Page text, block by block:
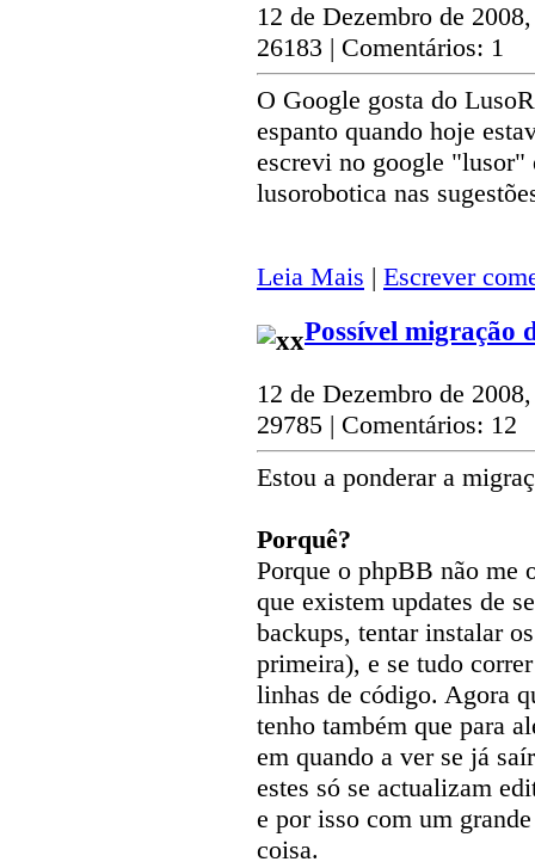
12 de Dezembro de
26183 | Comentários: 1
O Google gosta do
espanto quando hoje
escrevi no google "lusor"
lusorobotica nas
Leia Mais | Escrever
Possível migração
12 de Dezembro de
29785 | Comentários: 12
Estou a ponderar a
Porquê?
Porque o phpBB não me
que existem updates de
backups, tentar instalar
primeira), e se tudo
linhas de código. Agora
tenho também que para
em quando a ver se já
estes só se actualizam
e por isso com um
coisa.